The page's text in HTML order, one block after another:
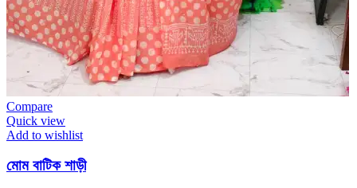
Compare
Quick view
Add to wishlist
মোম বাটিক শাড়ী